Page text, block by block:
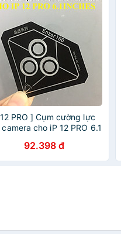
PRO ] Cụm cường lực
cho iP 12 PRO 6.1
hãng92.398 đ